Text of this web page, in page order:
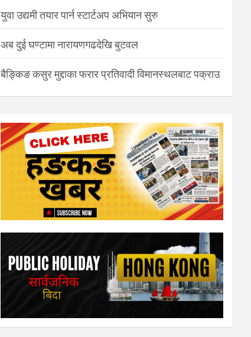
युवा उद्यमी तयार पार्न स्टार्टअप अभियान सुरु
अब दुई घण्टामा नारायणगढदेखि बुटवल
बैङ्किङ कसुर मुद्दाका फरार प्रतिवादी विमानस्थलबाट पक्राउ